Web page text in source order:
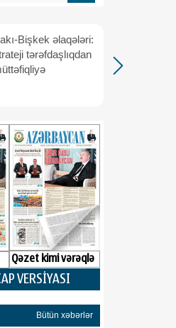
Bişkek əlaqələri:
tərəfdaşlıqdan
Qəzet kimi vərəqlə
VERSİYASI
Bütün xəbərlər